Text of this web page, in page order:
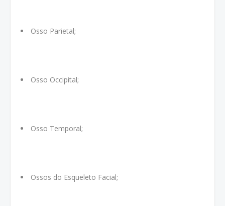
Osso Parietal;
Osso Occipital;
Osso Temporal;
Ossos do Esqueleto Facial;